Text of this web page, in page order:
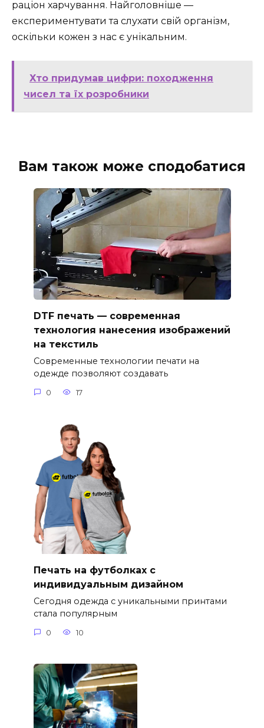
раціон харчування. Найголовніше —
експериментувати та слухати свій організм,
оскільки кожен з нас є унікальним.
Хто придумав цифри: походження
чисел та їх розробники
Вам також може сподобатися
DTF печать — современная
технология нанесения изображений
на текстиль
Современные технологии печати на
одежде позволяют создавать
0 17
Печать на футболках с
индивидуальным дизайном
Сегодня одежда с уникальными принтами
стала популярным
0 10